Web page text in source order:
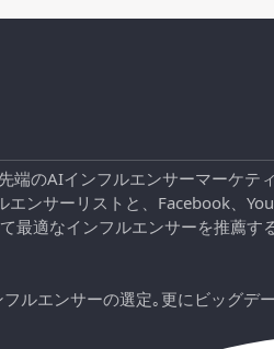
端のAIインフルエンサーマーケ
エンサーリストと、Facebook、
最適なインフルエンサーを推薦
ルエンサーの選定｡更にビッグデ